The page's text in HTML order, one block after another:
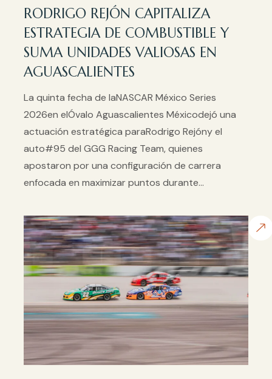
RODRIGO REJÓN CAPITALIZA
ESTRATEGIA DE COMBUSTIBLE Y
SUMA UNIDADES VALIOSAS EN
AGUASCALIENTES
La quinta fecha de laNASCAR México Series
2026en elÓvalo Aguascalientes Méxicodejó una
actuación estratégica paraRodrigo Rejóny el
auto#95 del GGG Racing Team, quienes
apostaron por una configuración de carrera
enfocada en maximizar puntos durante...